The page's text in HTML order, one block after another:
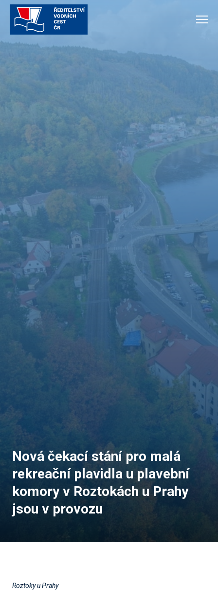
Nová čekací stání pro malá
rekreační plavidla u plavební
komory v Roztokách u Prahy
jsou v provozu
Roztoky u Prahy